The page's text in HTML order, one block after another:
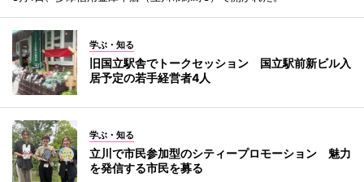
学ぶ・知る
旧国立駅舎でトークセッション 国立駅前新ビル入
居予定の若手経営者4人
学ぶ・知る
立川で市民参加型のシティープロモーション 魅力
を発信する市民を募る